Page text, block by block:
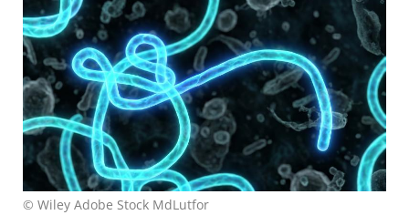
© Wiley Adobe Stock MdLutfor